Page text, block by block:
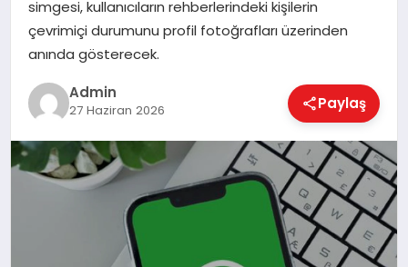
EKONOMI
MAGAZIN
SAĞLIK
simgesi, kullanıcıların rehberlerindeki kişilerin
çevrimiçi durumunu profil fotoğrafları üzerinden
anında gösterecek.
Admin
27 Haziran 2026 Paylaş